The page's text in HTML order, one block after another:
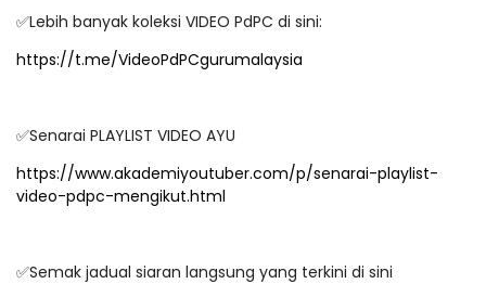
✅Lebih banyak koleksi VIDEO PdPC di sini:
https://t.me/VideoPdPCgurumalaysia
✅Senarai PLAYLIST VIDEO AYU
https://www.akademiyoutuber.com/p/senarai-playlist-
video-pdpc-mengikut.html
✅Semak jadual siaran langsung yang terkini di sini